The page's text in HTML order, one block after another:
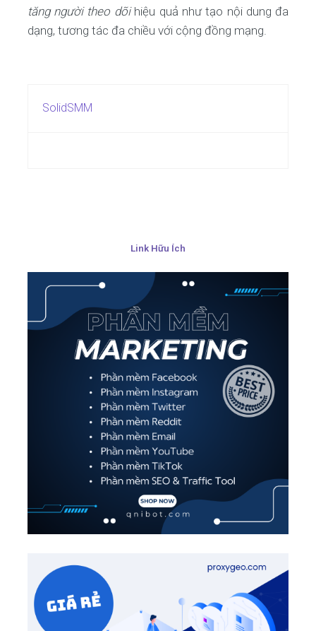
tăng người theo dõihiệu quả như tạo nội dung đa
dạng, tương tác đa chiều với cộng đồng mạng.
SolidSMM
Link Hữu Ích